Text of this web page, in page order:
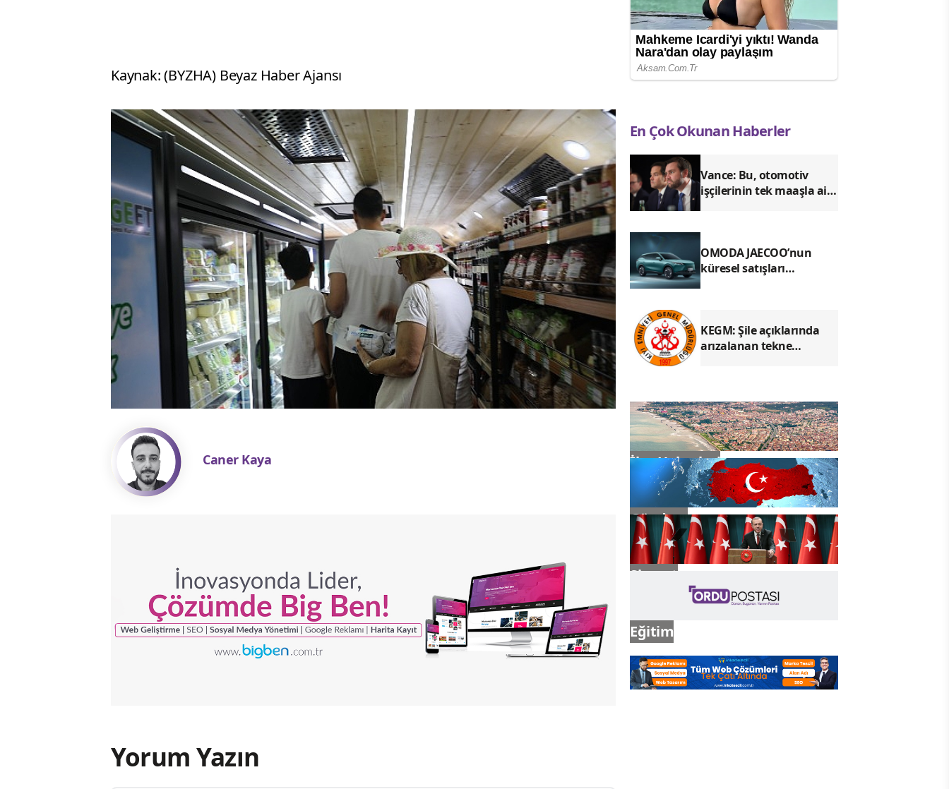
Kaynak: (BYZHA) Beyaz Haber Ajansı
Caner Kaya
Yorum Yazın
En Çok Okunan Haberler
Vance: Bu, otomotiv
işçilerinin tek maaşla aile
OMODA JAECOO’nun
küresel satışları
KEGM: Şile açıklarında
arızalanan tekne
İlçe Haberleri
Gündem
Siyaset
Eğitim